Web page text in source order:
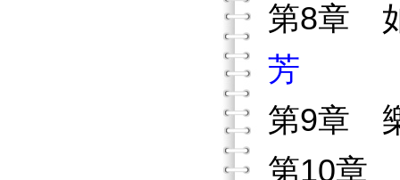
第8章
芳
第9章
第10章